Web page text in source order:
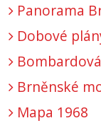
Panorama
Dobové
Brněnské
Mapa 1968